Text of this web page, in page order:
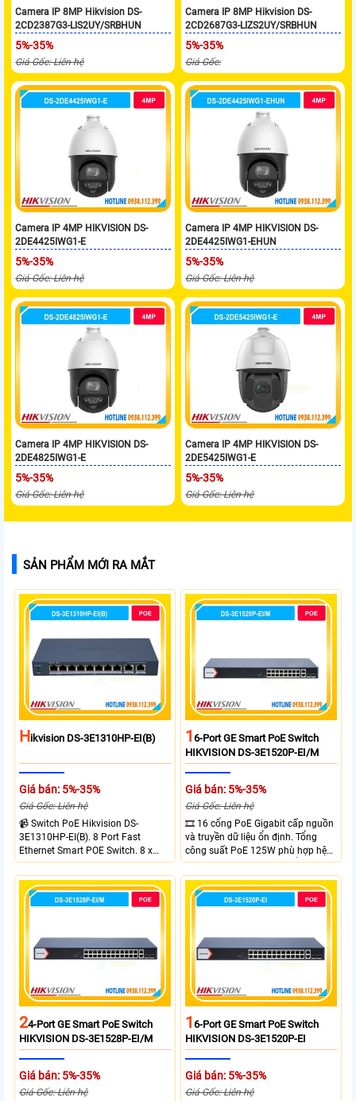
Camera IP 8MP Hikvision DS-
2CD2387G3-LIS2UY/SRBHUN
5%-35%
Giá Gốc: Liên hệ
Camera IP 8MP Hikvision DS-
2CD2687G3-LIZS2UY/SRBHUN
5%-35%
Giá Gốc:
Camera IP 4MP HIKVISION DS-
2DE4425IWG1-E
5%-35%
Giá Gốc: Liên hệ
Camera IP 4MP HIKVISION DS-
2DE4425IWG1-EHUN
5%-35%
Giá Gốc: Liên hệ
Camera IP 4MP HIKVISION DS-
2DE4825IWG1-E
5%-35%
Giá Gốc: Liên hệ
Camera IP 4MP HIKVISION DS-
2DE5425IWG1-E
5%-35%
Giá Gốc: Liên hệ
SẢN PHẨM MỚI RA MẮT
HIkvision DS-3E1310HP-EI(B)
Giá bán: 5%-35%
Giá Gốc: Liên hệ
📹 Switch PoE Hikvision DS-
3E1310HP-EI(B). 8 Port Fast
Ethernet Smart POE Switch. 8 x
10/100M PoE Ports, 2 x Gigabit
Uplink Ports.
16-Port GE Smart PoE Switch
HIKVISION DS-3E1520P-EI/M
Giá bán: 5%-35%
Giá Gốc: Liên hệ
🎞 16 cổng PoE Gigabit cấp nguồn
và truyền dữ liệu ổn định. Tổng
công suất PoE 125W phù hợp hệ
thống camera IP vừa. 2 cổng RJ45
Gigabit và 2 cổng quang SFP mở
rộng linh hoạt. Hỗ trợ truyền PoE
xa tối đa lên đến 300 mét.
24-Port GE Smart PoE Switch
HIKVISION DS-3E1528P-EI/M
Giá bán: 5%-35%
Giá Gốc: Liên hệ
16-Port GE Smart PoE Switch
HIKVISION DS-3E1520P-EI
Giá bán: 5%-35%
Giá Gốc: Liên hệ